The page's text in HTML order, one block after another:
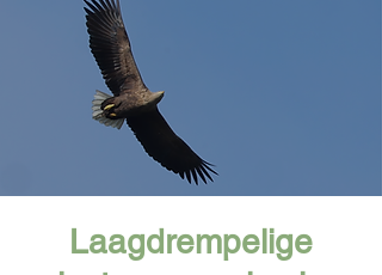
Laagdrempelige